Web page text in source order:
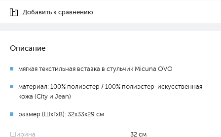
Добавить к сравнению
Описание
мягкая текстильная вставка в стульчик Micuna OVO
материал: 100% полиэстер / 100% полиэстер-искусственная
кожа (City и Jean)
размер (ШхГхВ): 32х33х29 см
Ширина
32 см